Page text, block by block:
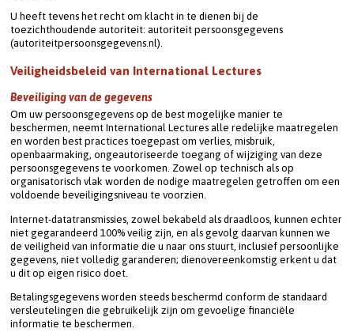
U heeft tevens het recht om klacht in te dienen bij de
toezichthoudende autoriteit: autoriteit persoonsgegevens
(autoriteitpersoonsgegevens.nl).
Veiligheidsbeleid van International Lectures
Beveiliging van de gegevens
Om uw persoonsgegevens op de best mogelijke manier te
beschermen, neemt International Lectures alle redelijke maatregelen
en worden best practices toegepast om verlies, misbruik,
openbaarmaking, ongeautoriseerde toegang of wijziging van deze
persoonsgegevens te voorkomen. Zowel op technisch als op
organisatorisch vlak worden de nodige maatregelen getroffen om een
voldoende beveiligingsniveau te voorzien.
Internet-datatransmissies, zowel bekabeld als draadloos, kunnen echter
niet gegarandeerd 100% veilig zijn, en als gevolg daarvan kunnen we
de veiligheid van informatie die u naar ons stuurt, inclusief persoonlijke
gegevens, niet volledig garanderen; dienovereenkomstig erkent u dat
u dit op eigen risico doet.
Betalingsgegevens worden steeds beschermd conform de standaard
versleutelingen die gebruikelijk zijn om gevoelige financiële
informatie te beschermen.